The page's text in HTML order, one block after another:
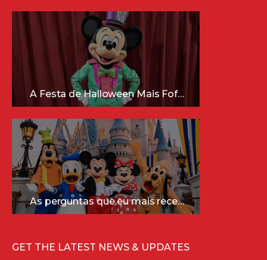
A Festa de Halloween Mais Fofa da Disney Está Chegando!
As perguntas que eu mais recebo sobre a Disney (e as respostas mais sinceras!)
GET THE LATEST NEWS & UPDATES